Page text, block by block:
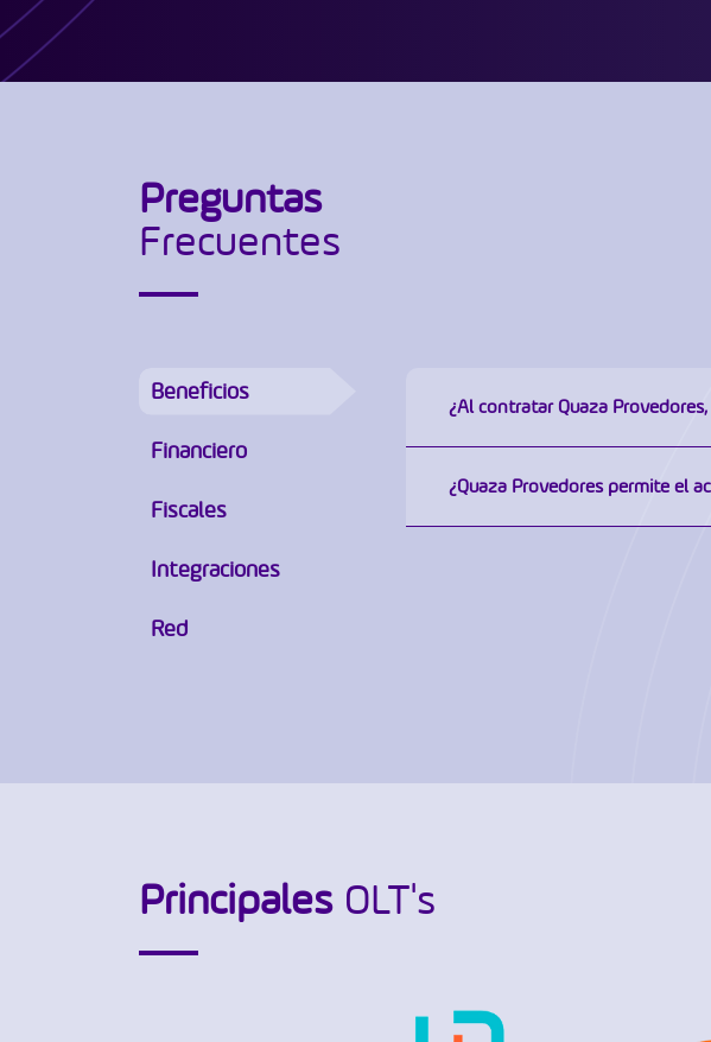
Preguntas
Frecuentes
Beneficios
Financiero
Fiscales
Integraciones
Red
¿Al contratar Quaza
donde es posible acceder al
realizar pruebas de
¿Quaza Provedores permite el
PrincipalesOLT's